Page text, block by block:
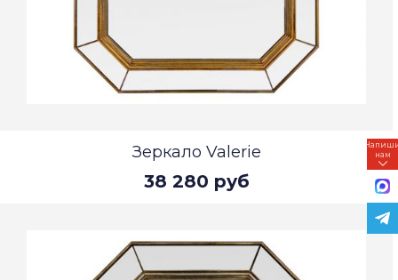
Зеркало Valerie
38 280 руб
нам